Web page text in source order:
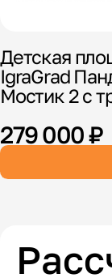
Детская
IgraGrad
Мостик 2 с
279 000 ₽